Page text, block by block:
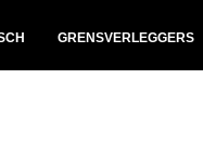
GRENSVERLEGGERS